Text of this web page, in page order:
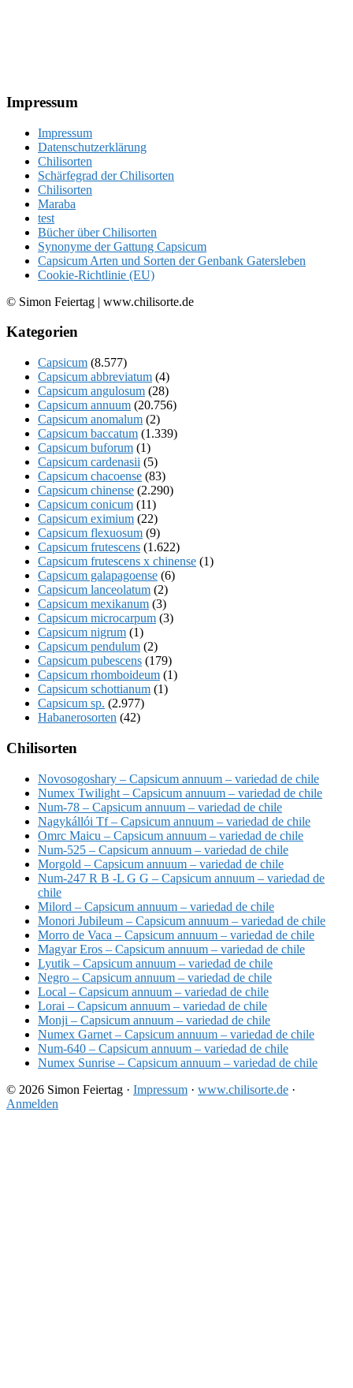
Footer
Impressum
Impressum
Datenschutzerklärung
Chilisorten
Schärfegrad der Chilisorten
Chilisorten
Maraba
test
Bücher über Chilisorten
Synonyme der Gattung Capsicum
Capsicum Arten und Sorten der Genbank Gatersleben
Cookie-Richtlinie (EU)
© Simon Feiertag | www.chilisorte.de
Kategorien
Capsicum (8.577)
Capsicum abbreviatum (4)
Capsicum angulosum (28)
Capsicum annuum (20.756)
Capsicum anomalum (2)
Capsicum baccatum (1.339)
Capsicum buforum (1)
Capsicum cardenasii (5)
Capsicum chacoense (83)
Capsicum chinense (2.290)
Capsicum conicum (11)
Capsicum eximium (22)
Capsicum flexuosum (9)
Capsicum frutescens (1.622)
Capsicum frutescens x chinense (1)
Capsicum galapagoense (6)
Capsicum lanceolatum (2)
Capsicum mexikanum (3)
Capsicum microcarpum (3)
Capsicum nigrum (1)
Capsicum pendulum (2)
Capsicum pubescens (179)
Capsicum rhomboideum (1)
Capsicum schottianum (1)
Capsicum sp. (2.977)
Habanerosorten (42)
Chilisorten
Novosogoshary – Capsicum annuum – variedad de chile
Numex Twilight – Capsicum annuum – variedad de chile
Num-78 – Capsicum annuum – variedad de chile
Nagykállói Tf – Capsicum annuum – variedad de chile
Omrc Maicu – Capsicum annuum – variedad de chile
Num-525 – Capsicum annuum – variedad de chile
Morgold – Capsicum annuum – variedad de chile
Num-247 R B -L G G – Capsicum annuum – variedad de
chile
Milord – Capsicum annuum – variedad de chile
Monori Jubileum – Capsicum annuum – variedad de chile
Morro de Vaca – Capsicum annuum – variedad de chile
Magyar Eros – Capsicum annuum – variedad de chile
Lyutik – Capsicum annuum – variedad de chile
Negro – Capsicum annuum – variedad de chile
Local – Capsicum annuum – variedad de chile
Lorai – Capsicum annuum – variedad de chile
Monji – Capsicum annuum – variedad de chile
Numex Garnet – Capsicum annuum – variedad de chile
Num-640 – Capsicum annuum – variedad de chile
Numex Sunrise – Capsicum annuum – variedad de chile
© 2026 Simon Feiertag · Impressum · www.chilisorte.de ·
Anmelden